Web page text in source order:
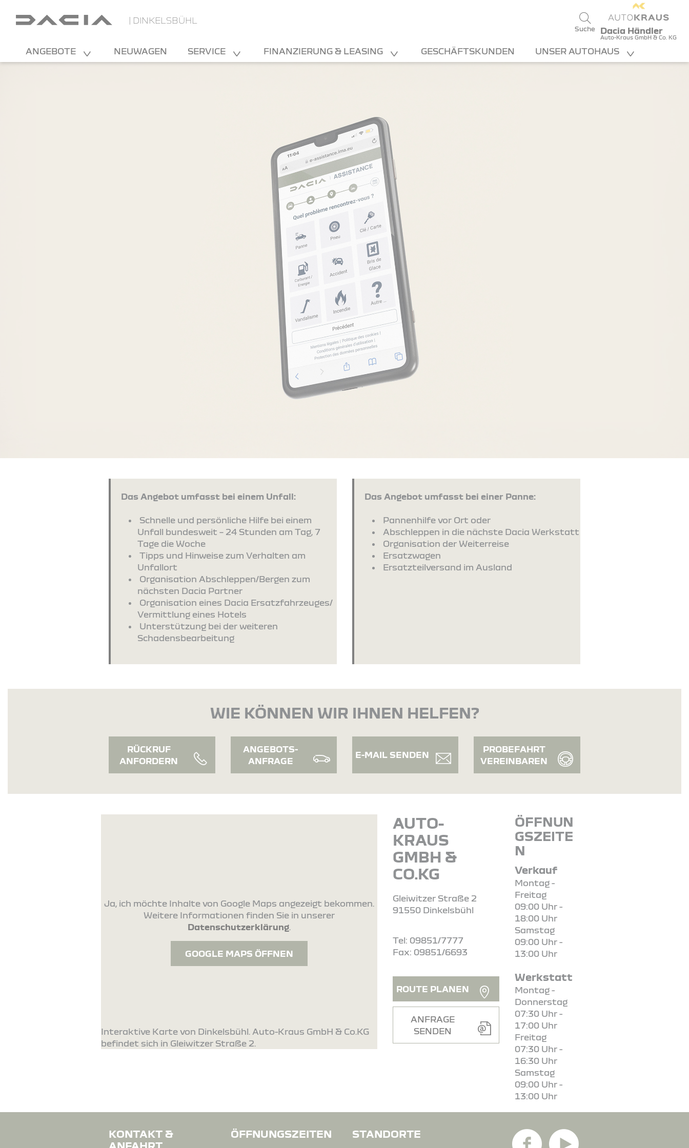
| DINKELSBÜHL
Suche Dacia Händler
Auto-Kraus GmbH & Co. KG
ANGEBOTE NEUWAGEN SERVICE FINANZIERUNG & LEASING GESCHÄFTSKUNDEN UNSER AUTOHAUS
Das Angebot umfasst bei einem Unfall:
Schnelle und persönliche Hilfe bei einem
Unfall bundesweit – 24 Stunden am Tag, 7
Tage die Woche
Tipps und Hinweise zum Verhalten am
Unfallort
Organisation Abschleppen/Bergen zum
nächsten Dacia Partner
Organisation eines Dacia Ersatzfahrzeuges/
Vermittlung eines Hotels
Unterstützung bei der weiteren
Schadensbearbeitung
Das Angebot umfasst bei einer Panne:
Pannenhilfe vor Ort oder
Abschleppen in die nächste Dacia Werkstatt
Organisation der Weiterreise
Ersatzwagen
Ersatzteilversand im Ausland
WIE KÖNNEN WIR IHNEN HELFEN?
RÜCKRUF
ANFORDERN
ANGEBOTS-
ANFRAGE
E-MAIL SENDEN
PROBEFAHRT
VEREINBAREN
Ja, ich möchte Inhalte von Google Maps angezeigt bekommen.
Weitere Informationen finden Sie in unserer
Datenschutzerklärung.
GOOGLE MAPS ÖFFNEN
Interaktive Karte von Dinkelsbühl. Auto-Kraus GmbH & Co.KG
befindet sich in Gleiwitzer Straße 2.
AUTO-
KRAUS
GMBH &
CO.KG
Gleiwitzer Straße 2
91550 Dinkelsbühl
Tel: 09851/7777
Fax: 09851/6693
ROUTE PLANEN
ANFRAGE
SENDEN
ÖFFNUN
GSZEITE
N
Verkauf
Montag -
Freitag
09:00 Uhr -
18:00 Uhr
Samstag
09:00 Uhr -
13:00 Uhr
Werkstatt
Montag -
Donnerstag
07:30 Uhr -
17:00 Uhr
Freitag
07:30 Uhr -
16:30 Uhr
Samstag
09:00 Uhr -
13:00 Uhr
KONTAKT &
ANFAHRT
ÖFFNUNGSZEITEN STANDORTE